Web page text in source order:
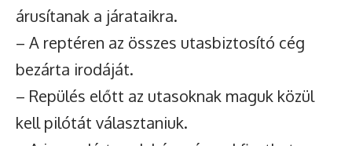
árusítanak a járataikra.
– A reptéren az összes utasbiztosító cég
bezárta irodáját.
– Repülés előtt az utasoknak maguk közül
kell pilótát választaniuk.